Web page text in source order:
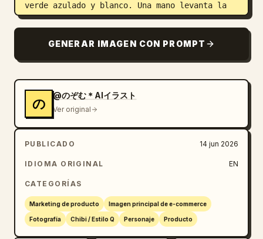
verde azulado y blanco. Una mano levanta la
capucha cerca de la oreja, el otro brazo se
desenfoque gris suave y cuadrado sobre el
rostro, como si estuviera intencionalmente
Base de exhibición: Pedestal circular de
acrílico transparente con borde impreso en
verde azulado, pequeños adornos ornamentales,
un icono de lazo y el texto
centrado
en la parte frontal.
Fondo y accesorios: Detrás de la figura hay
una máquina expendedora de cápsulas en color
verde azulado y transparente, llena con
GENERAR IMAGEN CON PROMPT
の
@のぞむ＊AIイラスト
Ver original
PUBLICADO 14 jun 2026
IDIOMA ORIGINAL EN
CATEGORÍAS
Marketing de producto Imagen principal de e-commerce
Fotografía Chibi / Estilo Q Personaje Producto